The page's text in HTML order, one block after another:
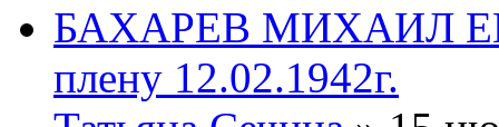
БАХАРЕВ МИХАИЛ
плену 12.02.1942г.